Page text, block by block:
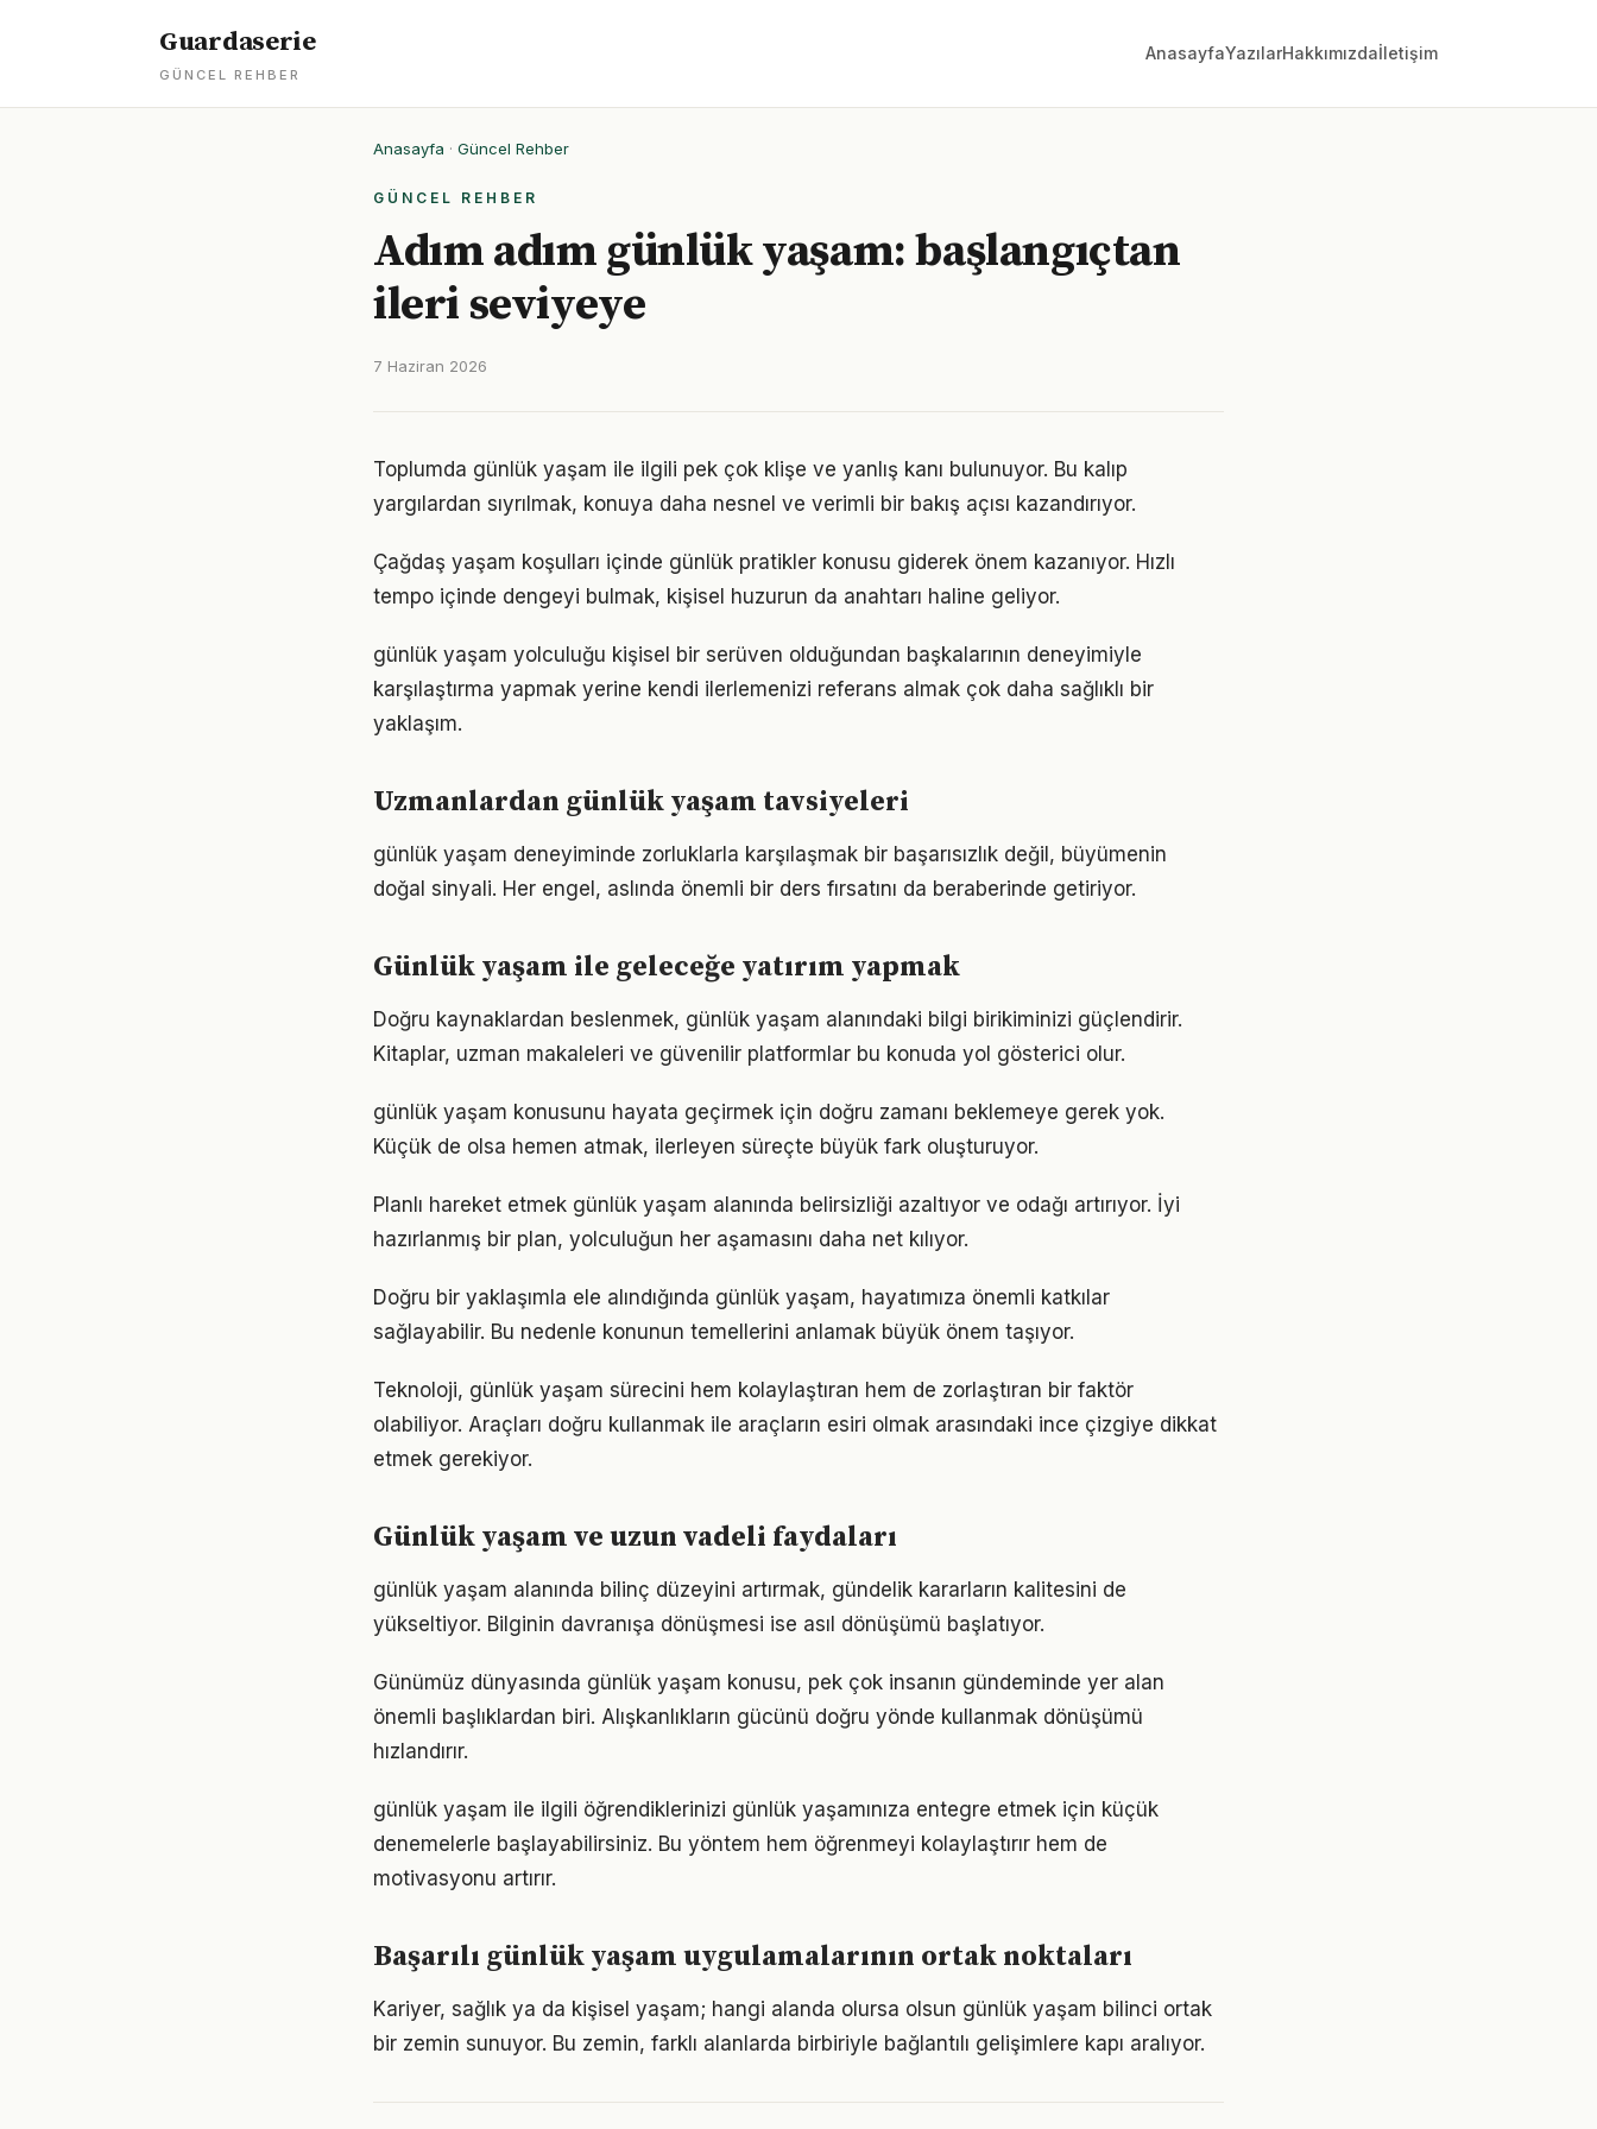
Guardaserie
GÜNCEL REHBER
AnasayfaYazılarHakkımızdaİletişim
Anasayfa · Güncel Rehber
GÜNCEL REHBER
Adım adım günlük yaşam: başlangıçtan
ileri seviyeye
7 Haziran 2026
Toplumda günlük yaşam ile ilgili pek çok klişe ve yanlış kanı bulunuyor. Bu kalıp
yargılardan sıyrılmak, konuya daha nesnel ve verimli bir bakış açısı kazandırıyor.
Çağdaş yaşam koşulları içinde günlük pratikler konusu giderek önem kazanıyor. Hızlı
tempo içinde dengeyi bulmak, kişisel huzurun da anahtarı haline geliyor.
günlük yaşam yolculuğu kişisel bir serüven olduğundan başkalarının deneyimiyle
karşılaştırma yapmak yerine kendi ilerlemenizi referans almak çok daha sağlıklı bir
yaklaşım.
Uzmanlardan günlük yaşam tavsiyeleri
günlük yaşam deneyiminde zorluklarla karşılaşmak bir başarısızlık değil, büyümenin
doğal sinyali. Her engel, aslında önemli bir ders fırsatını da beraberinde getiriyor.
Günlük yaşam ile geleceğe yatırım yapmak
Doğru kaynaklardan beslenmek, günlük yaşam alanındaki bilgi birikiminizi güçlendirir.
Kitaplar, uzman makaleleri ve güvenilir platformlar bu konuda yol gösterici olur.
günlük yaşam konusunu hayata geçirmek için doğru zamanı beklemeye gerek yok.
Küçük de olsa hemen atmak, ilerleyen süreçte büyük fark oluşturuyor.
Planlı hareket etmek günlük yaşam alanında belirsizliği azaltıyor ve odağı artırıyor. İyi
hazırlanmış bir plan, yolculuğun her aşamasını daha net kılıyor.
Doğru bir yaklaşımla ele alındığında günlük yaşam, hayatımıza önemli katkılar
sağlayabilir. Bu nedenle konunun temellerini anlamak büyük önem taşıyor.
Teknoloji, günlük yaşam sürecini hem kolaylaştıran hem de zorlaştıran bir faktör
olabiliyor. Araçları doğru kullanmak ile araçların esiri olmak arasındaki ince çizgiye dikkat
etmek gerekiyor.
Günlük yaşam ve uzun vadeli faydaları
günlük yaşam alanında bilinç düzeyini artırmak, gündelik kararların kalitesini de
yükseltiyor. Bilginin davranışa dönüşmesi ise asıl dönüşümü başlatıyor.
Günümüz dünyasında günlük yaşam konusu, pek çok insanın gündeminde yer alan
önemli başlıklardan biri. Alışkanlıkların gücünü doğru yönde kullanmak dönüşümü
hızlandırır.
günlük yaşam ile ilgili öğrendiklerinizi günlük yaşamınıza entegre etmek için küçük
denemelerle başlayabilirsiniz. Bu yöntem hem öğrenmeyi kolaylaştırır hem de
motivasyonu artırır.
Başarılı günlük yaşam uygulamalarının ortak noktaları
Kariyer, sağlık ya da kişisel yaşam; hangi alanda olursa olsun günlük yaşam bilinci ortak
bir zemin sunuyor. Bu zemin, farklı alanlarda birbiriyle bağlantılı gelişimlere kapı aralıyor.